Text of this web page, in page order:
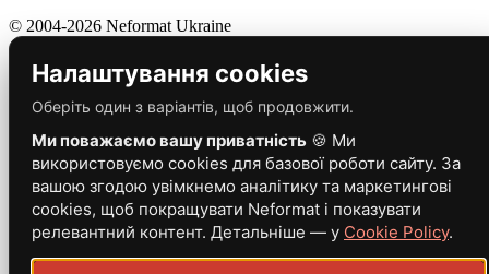
© 2004-2026 Neformat Ukraine
Налаштування cookies
Оберіть один з варіантів, щоб продовжити.
Ми поважаємо вашу приватність 🍪 Ми
використовуємо cookies для базової роботи сайту. За
вашою згодою увімкнемо аналітику та маркетингові
cookies, щоб покращувати Neformat і показувати
релевантний контент. Детальніше — у Cookie Policy.